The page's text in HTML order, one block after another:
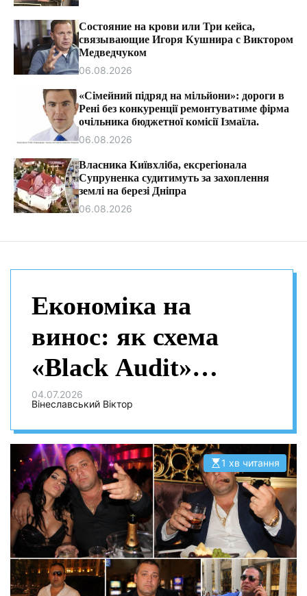
Состояние на крови или Три кейса,
связывающие Игоря Кушнира с Виктором
Медведчуком
06.08.2026
«Сімейний підряд на мільйони»: дороги в
Рені без конкуренції ремонтуватиме фірма
очільника бюджетної комісії Ізмаїла.
06.08.2026
Власника Київхліба, ексрегіонала
Супруненка судитимуть за захоплення
землі на березі Дніпра
06.08.2026
Економіка на
винос: як схема
«Black Audit»
спалює фінансову
систему України
04.07.2026
Вінеславський Віктор
О
р
і
є
н
в
н
и
й
ч
а
с
1 хв читання